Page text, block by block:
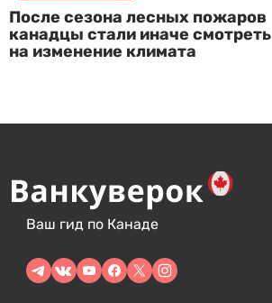
После сезона лесных пожаров
канадцы стали иначе смотреть
на изменение климата
Ваш гид по Канаде